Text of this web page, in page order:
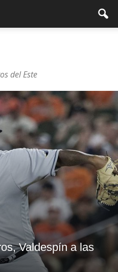
del Este
Valdespín a las